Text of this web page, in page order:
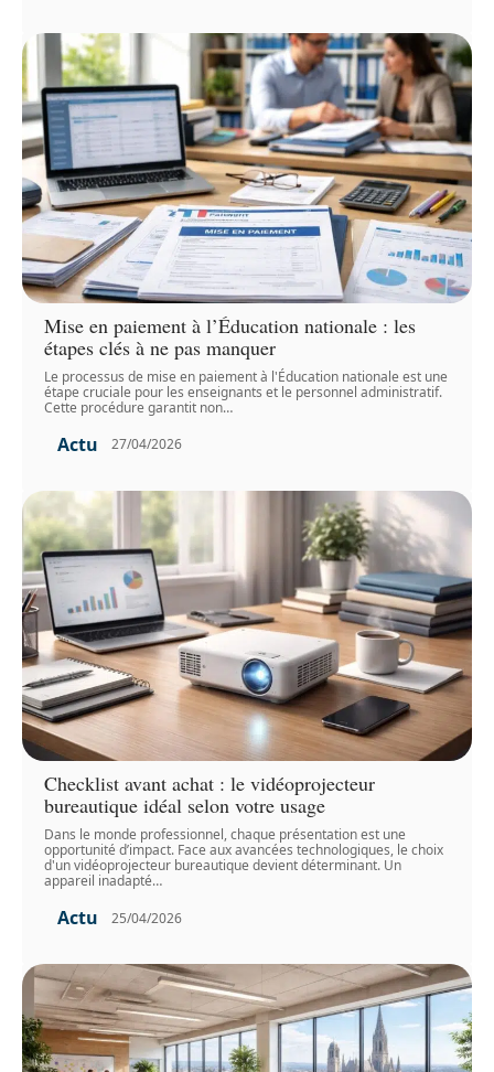
Mise en paiement à l’Éducation nationale : les
étapes clés à ne pas manquer
Le processus de mise en paiement à l'Éducation nationale est une
étape cruciale pour les enseignants et le personnel administratif.
Cette procédure garantit non…
Actu 27/04/2026
Checklist avant achat : le vidéoprojecteur
bureautique idéal selon votre usage
Dans le monde professionnel, chaque présentation est une
opportunité d’impact. Face aux avancées technologiques, le choix
d'un vidéoprojecteur bureautique devient déterminant. Un
appareil inadapté…
Actu 25/04/2026